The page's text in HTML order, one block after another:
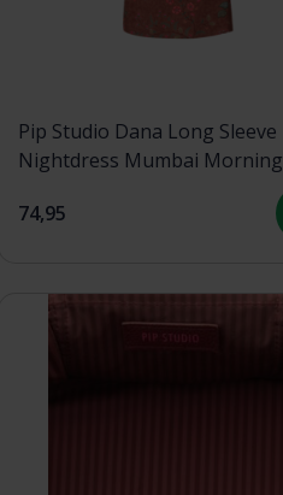
Pip Studio Dana Long Sleeve
Nightdress Mumbai Morning
74,95